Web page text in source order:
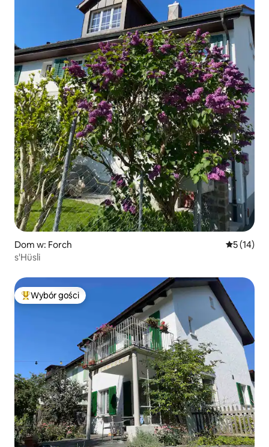
Dom w: Forch Średnia
5 (14)
s'Hüsli
Najpopularniejsze z kategorii Wybór gości
Wybór gości